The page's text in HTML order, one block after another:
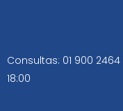
Consultas: 01 900 2464
18:00